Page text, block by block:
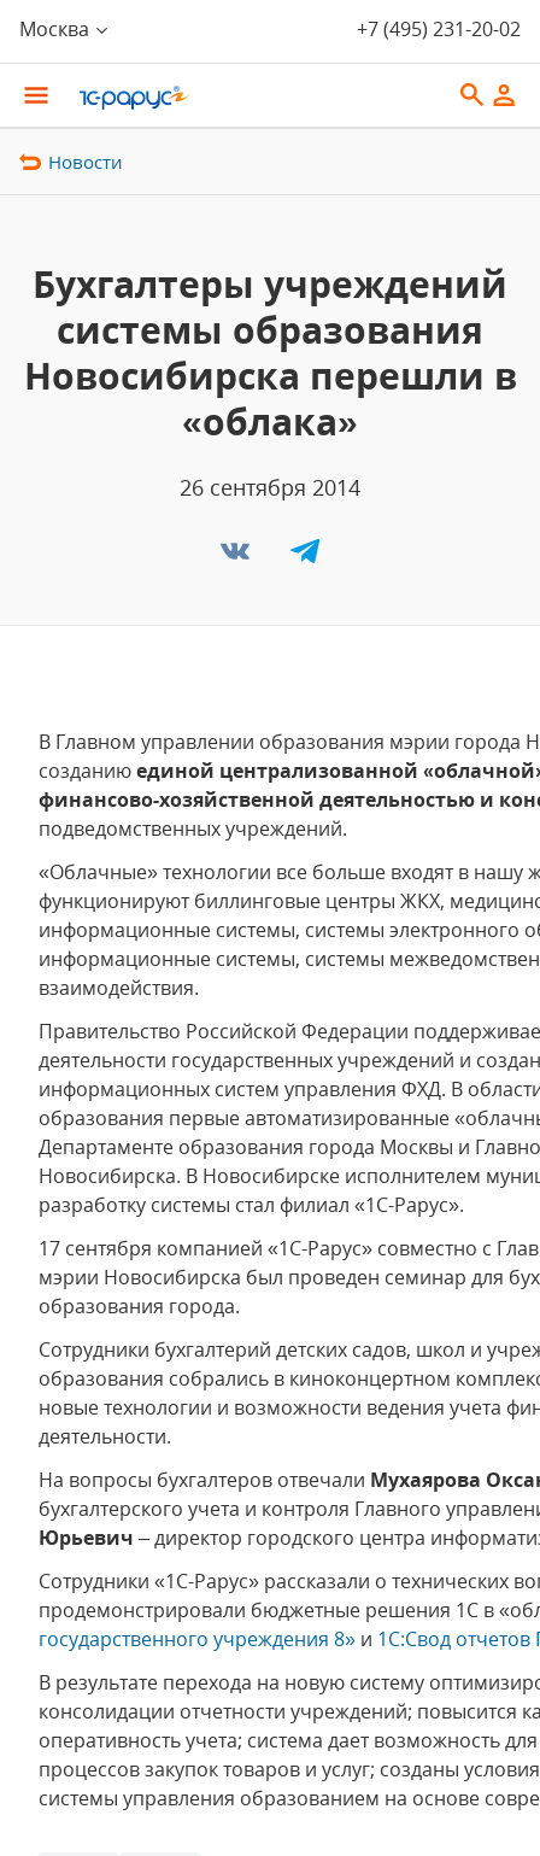
Москва +7 (495) 231-20-02
Новости
Бухгалтеры учреждений
системы образования
Новосибирска перешли в
«облака»
26 сентября 2014
В Главном управлении образования мэрии города
созданиюединой централизованной
финансово-хозяйственной деятельностью и
подведомственных учреждений.
«Облачные» технологии все больше входят в нашу
функционируют биллинговые центры ЖКХ,
информационные системы, системы электронного
информационные системы, системы
взаимодействия.
Правительство Российской Федерации
деятельности государственных учреждений и
информационных систем управления ФХД. В
образования первые автоматизированные
Департаменте образования города Москвы и
Новосибирска. В Новосибирске исполнителем
разработку системы стал филиал «1С-Рарус».
17 сентября компанией «1С-Рарус» совместно с
мэрии Новосибирска был проведен семинар для
образования города.
Сотрудники бухгалтерий детских садов, школ и
образования собрались в киноконцертном
новые технологии и возможности ведения учета
деятельности.
На вопросы бухгалтеров отвечали Мухаярова
бухгалтерского учета и контроля Главного
Юрьевич – директор городского центра
Сотрудники «1С-Рарус» рассказали о технических
продемонстрировали бюджетные решения 1С в
государственного учреждения 8» и 1С:Свод
В результате перехода на новую систему
консолидации отчетности учреждений; повысится
оперативность учета; система дает возможность
процессов закупок товаров и услуг; созданы
системы управления образованием на основе